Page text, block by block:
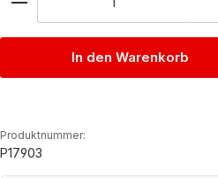
In den Warenkorb
Produktnummer:
P17903